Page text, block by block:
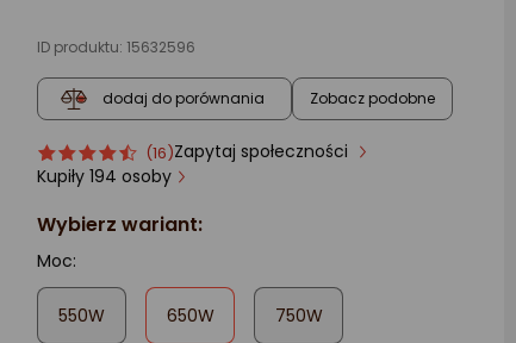
ID produktu: 15632596
dodaj do porównania Zobacz podobne
ocena
produktu
gwiazdki
Ocena
produktu
(16)Zapytaj społeczności
Kupiły 194 osoby
Wybierz wariant:
Moc:
550W 650W
zaznaczone
750W